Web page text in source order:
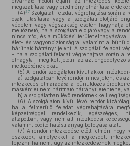
megszakítása vagy eredmény elhárítása
(4) 27 Szolgálati feladat végrehajtása során a
csak utasításra vagy a szolgálati elöljáró
védelem vagy végszükség esetén hagyhatja
mellőzhető, ha a szolgálati elöljáró vagy a
nincs mód, és a működési terület
élet- és vagyonbiztonságra, valamint a
hárítható hátrányt jelent. A szolgálati feladat
– ha a szolgálati feladat végrehajtása során a
elhagyta – meg kell jelölni az azt engedélyező
mellőzésének okát.
(5) A rendőr szolgálaton kívül akkor
a) szolgálatban lévő rendőr nincs jelen, és
intézkedés elmaradása a bűnüldözés
másként el nem hárítható hátrányt jelentene,
b) a szolgálatban lévő rendőrnek kell
(6) A szolgálaton kívül lévő rendőr
ha a felmerülő feladat végrehajtására
képzettséggel rendelkezik, egészséges,
állapotban, vagy nem áll intézkedési
valamint bódító hatású anyag befolyása alatt.
(7) A rendőr intézkedése előtt felméri, hogy
eszközök, amelyekkel a megkezdett
fejezni; ha nem, úgy az intézkedésének